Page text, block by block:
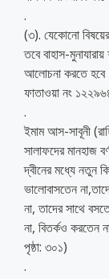
.
(৩). যেকোনো
তবে বাহাস-
আলোচনা করতে
ফাতাওয়া নং
.
ইমাম আস-সাবূনী
সালাফদের মানহাজ
দ্বীনের মধ্যে নতুন
ভালোবাসতেন
না, তাদের সাথে
না, বিতর্কও করতেন
পৃষ্ঠা: ৩০১)
.